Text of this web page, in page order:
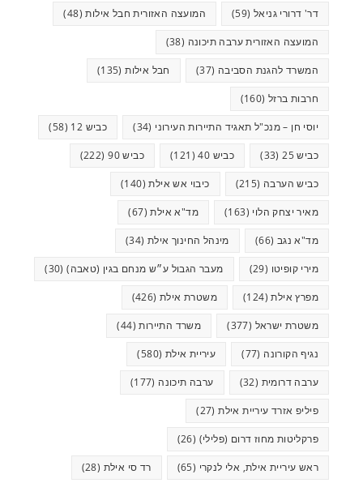
דר' דרורי גניאל (59) המועצה האזורית חבל אילות(48)
המועצה האזורית ערבה תיכונה (38)
המשרד להגנת הסביבה (37) חבל אילות(135)
חרבות ברזל (160)
יוסי חן – מנכ"ל תאגיד התיירות העירוני (34) כביש 12 (58)
כביש 25 (33) כביש 40 (121) כביש 90 (222)
כביש הערבה (215) כיבוי אש אילת(140)
מאיר יצחק הלוי (163) מד"א אילת(67)
מד"א נגב (66) מינהל החינוך אילת (34)
מירי קופיטו (29) מעבר הגבול ע״ש מנחם בגין (טאבה)(30)
מפרץ אילת(124) משטרת אילת (426)
משטרת ישראל (377) משרד התיירות(44)
נגיף הקורונה (77) עיריית אילת (580)
ערבה דרומית (32) ערבה תיכונה (177)
פיליפ אזרד עיריית אילת(27)
פרקליטות מחוז דרום (פלילי) (26)
ראש עיריית אילת, אלי לנקרי (65) רד סי אילת (28)